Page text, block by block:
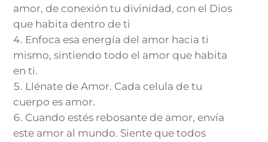
amor, de conexión tu divinidad, con el Dios
que habita dentro de ti
Enfoca esa energía del amor hacia ti
mismo, sintiendo todo el amor que habita
en ti.
Llénate de Amor. Cada celula de tu
cuerpo es amor.
Cuando estés rebosante de amor, envía
este amor al mundo. Siente que todos